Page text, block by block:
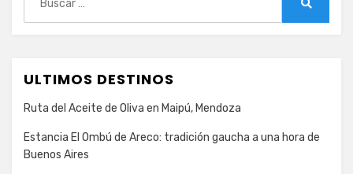
ULTIMOS DESTINOS
Ruta del Aceite de Oliva en Maipú, Mendoza
Estancia El Ombú de Areco: tradición gaucha a una hora de
Buenos Aires